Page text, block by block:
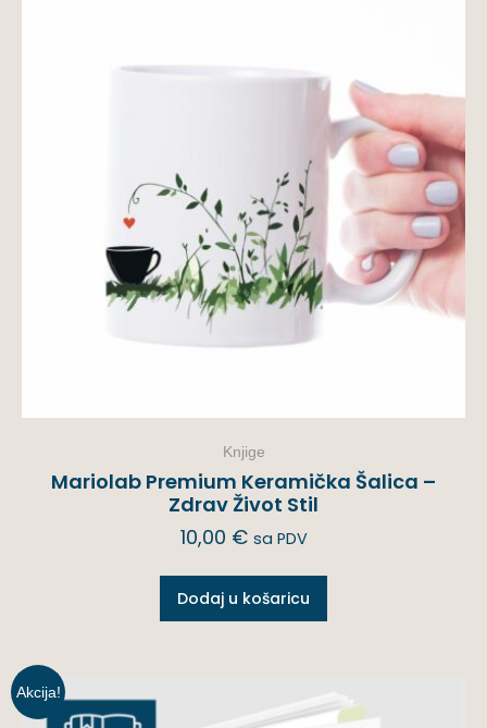
Knjige
Mariolab Premium Keramička Šalica –
Zdrav Život Stil
10,00 € sa PDV
Dodaj u košaricu
Akcija!